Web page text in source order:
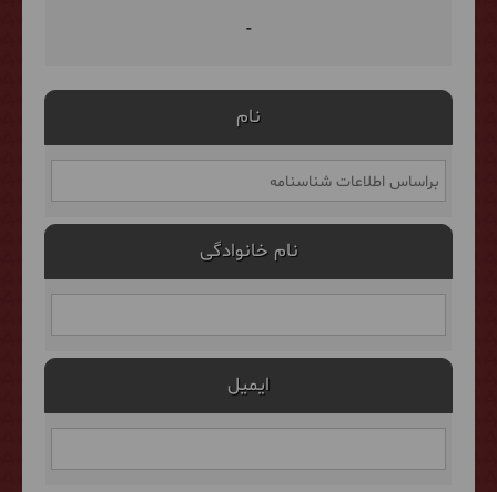
-
نام
نام خانوادگی
ایمیل